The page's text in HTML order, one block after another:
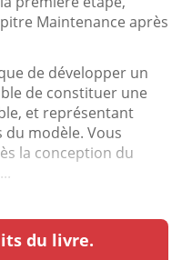
Maintenance après
de développer un
de constituer une
et représentant
du modèle. Vous
la conception du
du livre.